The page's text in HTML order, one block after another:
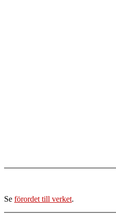
Se förordet till verket.